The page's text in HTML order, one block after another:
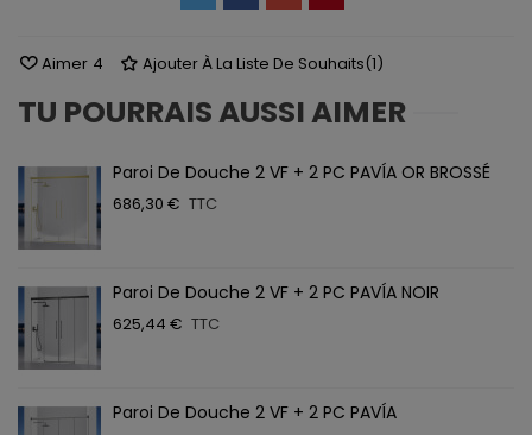
Aimer 4 Ajouter À La Liste De Souhaits(1)
TU POURRAIS AUSSI AIMER
Paroi De Douche 2 VF + 2 PC PAVÍA OR BROSSÉ
686,30 € TTC
Paroi De Douche 2 VF + 2 PC PAVÍA NOIR
625,44 € TTC
Paroi De Douche 2 VF + 2 PC PAVÍA